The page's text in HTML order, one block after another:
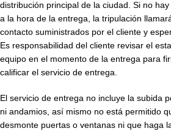
distribución principal de la ciudad. Si no
a la hora de la entrega, la tripulación
contacto suministrados por el cliente y
Es responsabilidad del cliente revisar el
equipo en el momento de la entrega para
calificar el servicio de entrega.
El servicio de entrega no incluye la subida
ni andamios, así mismo no está permitido
desmonte puertas o ventanas ni que haga